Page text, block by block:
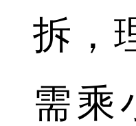
拆，
需乘